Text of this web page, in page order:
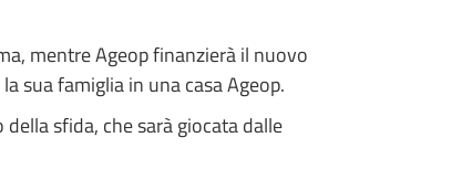
mentre Ageop finanzierà il nuovo
sua famiglia in una casa Ageop.
sfida, che sarà giocata dalle